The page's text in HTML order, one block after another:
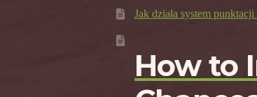
Jak działa system
How to